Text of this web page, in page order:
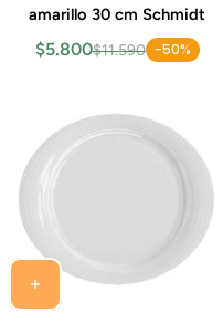
amarillo 30 cm Schmidt
$5.800$11.590 -50%